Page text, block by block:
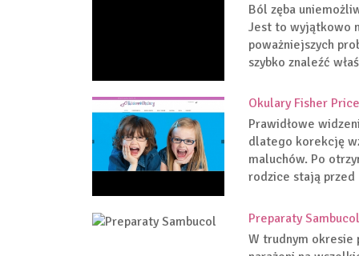
Ból zęba
Jest to wyjątkowo
poważniejszych
szybko znaleźć
Okulary Fisher
Prawidłowe
dlatego korekcję
maluchów. Po
rodzice stają
Preparaty Sambucol
W trudnym okresie